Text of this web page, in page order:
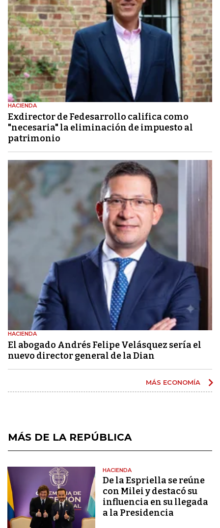
HACIENDA
Exdirector de Fedesarrollo califica como
"necesaria" la eliminación de impuesto al
patrimonio
HACIENDA
El abogado Andrés Felipe Velásquez sería el
nuevo director general de la Dian
MÁS ECONOMÍA
MÁS DE LA REPÚBLICA
HACIENDA
De la Espriella se reúne
con Milei y destacó su
influencia en su llegada
a la Presidencia